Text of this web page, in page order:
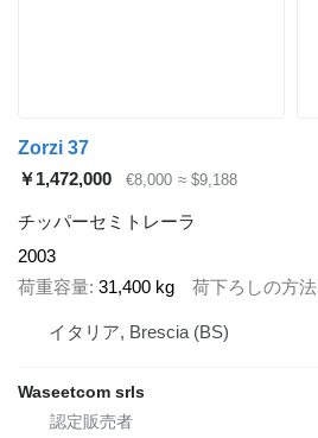
Zorzi 37
￥1,472,000
€8,000 ≈ $9,188
チッパーセミトレーラ
2003
荷重容量 31,400 kg 荷下ろしの方法
イタリア, Brescia (BS)
Waseetcom srls